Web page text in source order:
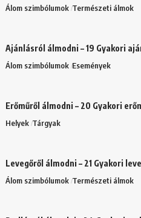
Álom szimbólumok Természeti álmok
Ajánlásról álmodni – 19 Gyakori
Álom szimbólumok Események
Erőműről álmodni – 20 Gyakori
Helyek Tárgyak
Levegőről álmodni – 21 Gyakori
Álom szimbólumok Természeti álmok